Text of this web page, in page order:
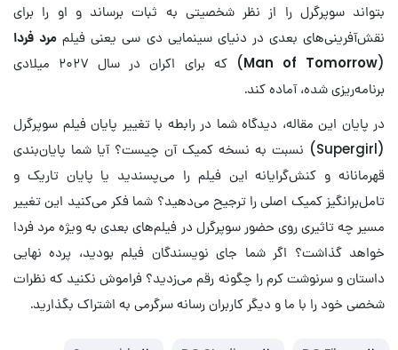
بتواند سوپرگرل را از نظر شخصیتی به ثبات برساند و او را برای
نقش‌آفرینی‌های بعدی در دنیای سینمایی دی سی یعنی فیلم مرد فردا
(
Man of Tomorrow
) که برای اکران در سال ۲۰۲۷ میلادی
برنامه‌ریزی شده، آماده کند.
در پایان این مقاله، دیدگاه شما در رابطه با تغییر پایان‌ فیلم سوپرگرل
(Supergirl) نسبت به نسخه کمیک آن چیست؟ آیا شما پایان‌بندی
قهرمانانه و کنش‌گرایانه این فیلم را می‌پسندید یا پایان تاریک و
تامل‌برانگیز کمیک اصلی را ترجیح می‌دهید؟ شما فکر می‌کنید این تغییر
مسیر چه تاثیری روی حضور سوپرگرل در فیلم‌های بعدی به ویژه مرد فردا
خواهد گذاشت؟ اگر شما جای نویسندگان فیلم بودید، پرده نهایی
داستان و سرنوشت کرم را چگونه رقم می‌زدید؟ فراموش نکنید که نظرات
شخصی خود را با ما و دیگر کاربران رسانه سرگرمی به اشتراک بگذارید.